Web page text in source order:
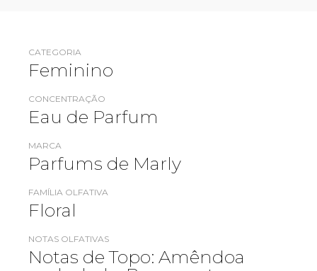
CATEGORIA
Feminino
CONCENTRAÇÃO
Eau de Parfum
MARCA
Parfums de Marly
FAMÍLIA OLFATIVA
Floral
NOTAS OLFATIVAS
Notas de Topo: Amêndoa